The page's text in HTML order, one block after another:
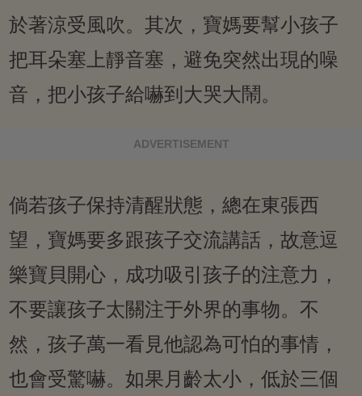
於著涼受風吹。其次，寶媽要幫小孩子
把耳朵塞上靜音塞，避免突然出現的噪
音，把小孩子給嚇到大哭大鬧。
ADVERTISEMENT
倘若孩子保持清醒狀態，總在東張西
望，寶媽要多跟孩子交流講話，故意逗
樂寶貝開心，成功吸引孩子的注意力，
不要讓孩子太關注于外界的事物。不
然，孩子萬一看見他認為可怕的事情，
也會受驚嚇。如果月齡太小，低於三個